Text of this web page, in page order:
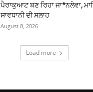
ਪੈਰਾਕੁਆਟ ਬਣ ਰਿਹਾ ਜਾ*ਨਲੇਵਾ,
ਸਾਵਧਾਨੀ ਦੀ ਸਲਾਹ
August 8, 2026
Load more